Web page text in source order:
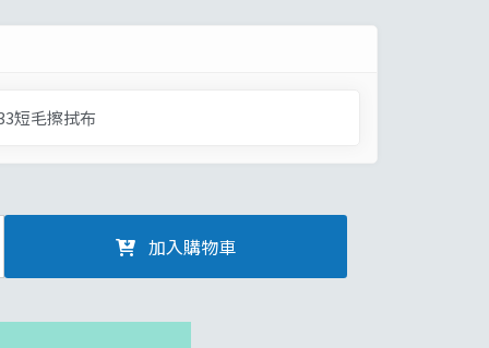
短毛擦拭布
加入購物車